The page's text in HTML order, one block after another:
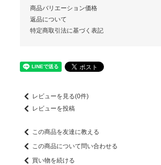
商品バリエーション価格
返品について
特定商取引法に基づく表記
レビューを見る(0件)
レビューを投稿
この商品を友達に教える
この商品について問い合わせる
買い物を続ける